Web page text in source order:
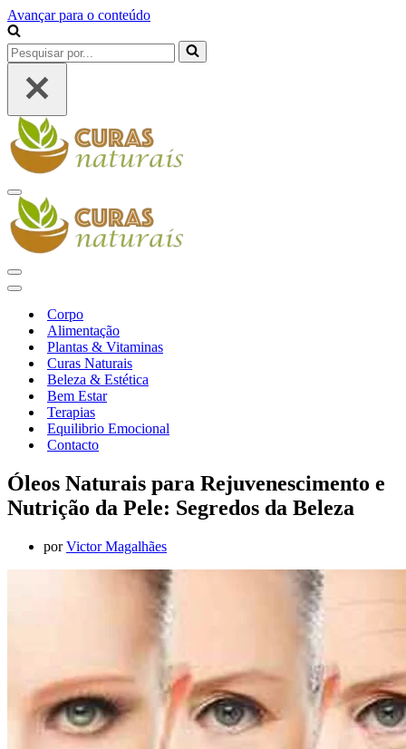
Avançar para o conteúdo
Pesquisar
por...
Menu
de
navegação
Menu
de
Menu
navegação
Corpo
Alimentação
Plantas & Vitaminas
Curas Naturais
Beleza & Estética
Bem Estar
Terapias
Equilibrio Emocional
Contacto
Óleos Naturais para Rejuvenescimento e
Nutrição da Pele: Segredos da Beleza
porVictor Magalhães